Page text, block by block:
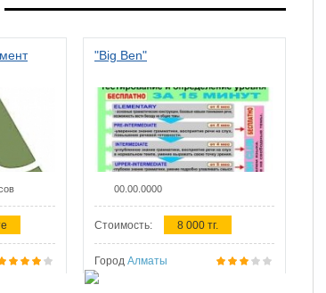
"Big Ben"
00.00.0000
Стоимость: 8 000 тг.
Город Алматы